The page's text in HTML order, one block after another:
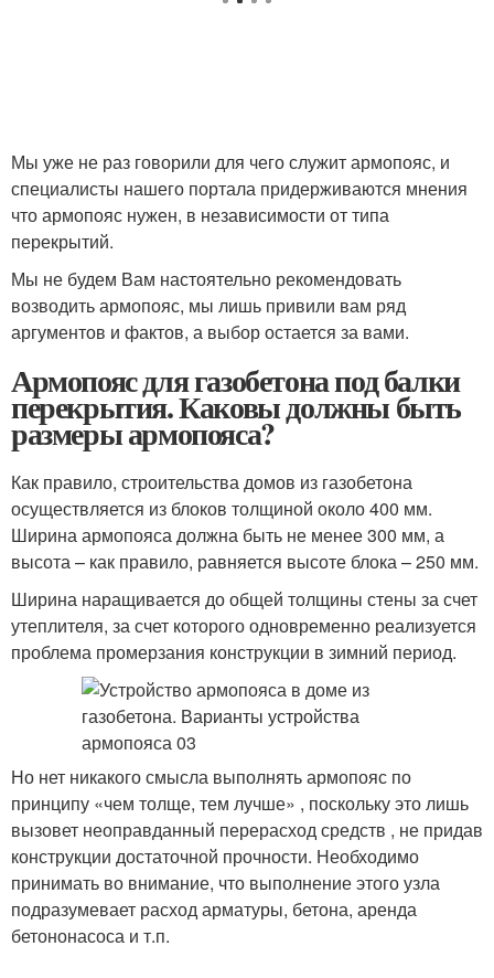
Мы уже не раз говорили для чего служит армопояс, и
специалисты нашего портала придерживаются мнения
что армопояс нужен, в независимости от типа
перекрытий.
Мы не будем Вам настоятельно рекомендовать
возводить армопояс, мы лишь привили вам ряд
аргументов и фактов, а выбор остается за вами.
Армопояс для газобетона под балки
перекрытия. Каковы должны быть
размеры армопояса?
Как правило, строительства домов из газобетона
осуществляется из блоков толщиной около 400 мм.
Ширина армопояса должна быть не менее 300 мм, а
высота – как правило, равняется высоте блока – 250 мм.
Ширина наращивается до общей толщины стены за счет
утеплителя, за счет которого одновременно реализуется
проблема промерзания конструкции в зимний период.
Но нет никакого смысла выполнять армопояс по
принципу «чем толще, тем лучше» , поскольку это лишь
вызовет неоправданный перерасход средств , не придав
конструкции достаточной прочности. Необходимо
принимать во внимание, что выполнение этого узла
подразумевает расход арматуры, бетона, аренда
бетононасоса и т.п.